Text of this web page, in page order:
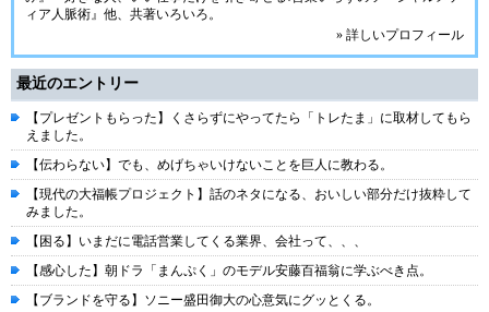
ィア人脈術』他、共著いろいろ。
» 詳しいプロフィール
最近のエントリー
【プレゼントもらった】くさらずにやってたら「トレたま」に取材してもら
えました。
【伝わらない】でも、めげちゃいけないことを巨人に教わる。
【現代の大福帳プロジェクト】話のネタになる、おいしい部分だけ抜粋して
みました。
【困る】いまだに電話営業してくる業界、会社って、、、
【感心した】朝ドラ「まんぷく」のモデル安藤百福翁に学ぶべき点。
【ブランドを守る】ソニー盛田御大の心意気にグッとくる。